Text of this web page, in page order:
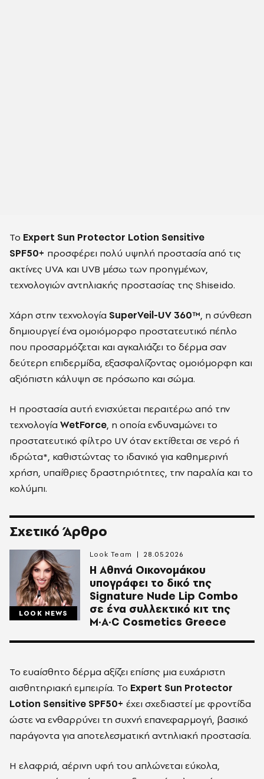
Το Expert Sun Protector Lotion Sensitive
SPF50+ προσφέρει πολύ υψηλή προστασία από τις
ακτίνες UVA και UVB μέσω των προηγμένων,
τεχνολογιών αντηλιακής προστασίας της Shiseido.
Χάρη στην τεχνολογία SuperVeil-UV 360™, η σύνθεση
δημιουργεί ένα ομοιόμορφο προστατευτικό πέπλο
που προσαρμόζεται και αγκαλιάζει το δέρμα σαν
δεύτερη επιδερμίδα, εξασφαλίζοντας ομοιόμορφη και
αξιόπιστη κάλυψη σε πρόσωπο και σώμα.
Η προστασία αυτή ενισχύεται περαιτέρω από την
τεχνολογία WetForce, η οποία ενδυναμώνει το
προστατευτικό φίλτρο UV όταν εκτίθεται σε νερό ή
ιδρώτα*, καθιστώντας το ιδανικό για καθημερινή
χρήση, υπαίθριες δραστηριότητες, την παραλία και το
κολύμπι.
Σχετικό Άρθρο
LOOK NEWS
Η Αθηνά Οικονομάκου
υπογράφει το δικό της
Signature Nude Lip Combo
σε ένα συλλεκτικό κιτ της
M·A·C Cosmetics Greece
Look Team 28.05.2026
Το ευαίσθητο δέρμα αξίζει επίσης μια ευχάριστη
αισθητηριακή εμπειρία. Το Expert Sun Protector
Lotion Sensitive SPF50+ έχει σχεδιαστεί με φροντίδα
ώστε να ενθαρρύνει τη συχνή επανεφαρμογή, βασικό
παράγοντα για αποτελεσματική αντηλιακή προστασία.
Η ελαφριά, αέρινη υφή του απλώνεται εύκολα,